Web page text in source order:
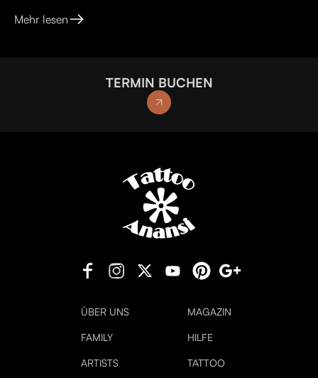
Mehr lesen
TERMIN BUCHEN
ÜBER UNS MAGAZIN
FAMILY HILFE
ARTISTS TATTOO